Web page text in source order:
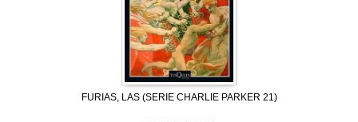
FURIAS, LAS (SERIE CHARLIE PARKER 21)